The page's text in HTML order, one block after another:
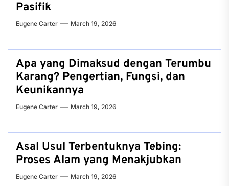
Pasifik
Eugene Carter March 19, 2026
Apa yang Dimaksud dengan Terumbu
Karang? Pengertian, Fungsi, dan
Keunikannya
Eugene Carter March 19, 2026
Asal Usul Terbentuknya Tebing:
Proses Alam yang Menakjubkan
Eugene Carter March 19, 2026